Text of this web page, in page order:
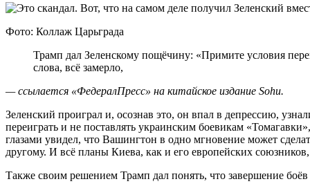
Фото: Коллаж Царьграда
Трамп дал Зеленскому пощёчину: «Примите условия перемирия России». Как только прозвучали эти
слова, всё замерло,
— ссылается «ФедералПресс» на китайское издание Sohu.
Зеленский проиграл и, осознав это, он впал в депрессию,
переиграть и не поставлять украинским боевикам
глазами увидел, что Вашингтон в одно мгновение может
другому. И всё планы Киева, как и его европейских
Также своим решением Трамп дал понять, что завершение